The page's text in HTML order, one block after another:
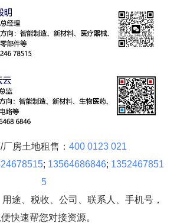
房土地租售： 400 0123 021
; 13564686846; 1352467851
5
途、税收、公司、联系人、手机号，
便快速帮您对接资源。